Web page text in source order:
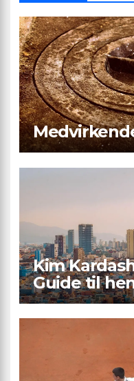
Kim
Guide til
forhold